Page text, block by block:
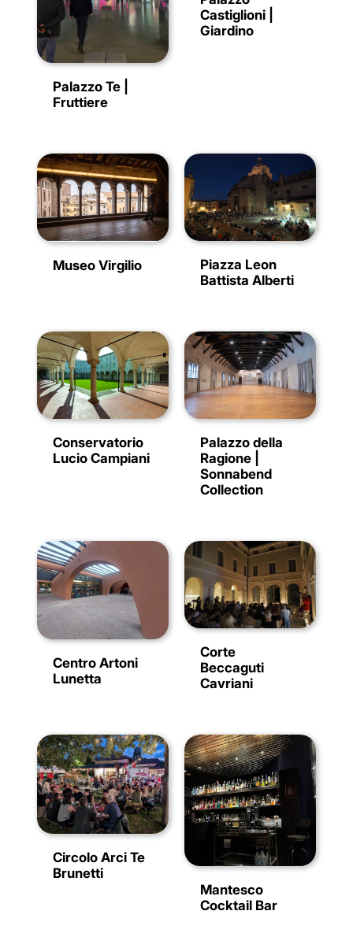
Palazzo Te |
Fruttiere
Castiglioni |
Giardino
Museo Virgilio
Piazza Leon
Battista Alberti
Conservatorio
Lucio Campiani
Palazzo della
Ragione |
Sonnabend
Collection
Centro Artoni
Lunetta
Corte
Beccaguti
Cavriani
Circolo Arci Te
Brunetti
Mantesco
Cocktail Bar